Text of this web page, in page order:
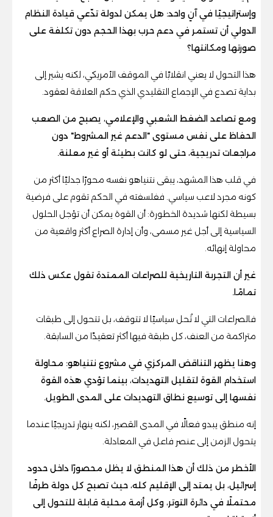
وإستراتيجيًا في آنٍ واحد: هل يمكن لدولة تدّعي قيادة النظام
الدولي أن تستمر في دعم حرب بهذا الحجم دون تكلفة على
صورتها ومكانتها؟
هذا التحول لا يعني انقلابًا في الموقف الأمريكي، لكنه يشير إلى
بداية تصدع في الإجماع التقليدي الذي حكم العلاقة لعقود.
ومع تصاعد الضغط الشعبي والإعلامي، يصبح من الصعب
الحفاظ على نفس مستوى "الدعم غير المشروط" دون
مراجعات تدريجية، حتى لو كانت بطيئة أو غير معلنة.
في قلب هذا المشهد، يبقى نتنياهو نفسه محورًا جدليًا أكثر من
كونه مجرد لاعب سياسي. ففلسفته في الحكم تقوم على فرضية
بسيطة لكنها شديدة الخطورة: أن القوة يمكن أن تؤجل الحلول
السياسية إلى أجل غير مسمى، وأن إدارة الصراع أكثر واقعية من
محاولة إنهائه.
غير أن التجربة التاريخية للصراعات الممتدة تقول عكس ذلك
تمامًا.
فالصراعات التي لا تُحل سياسيًا لا تتوقف، بل تتحول إلى طبقات
متراكمة من العنف، كل طبقة فيها أكثر تعقيدًا من السابقة.
وهنا يظهر التناقض المركزي في مشروع نتنياهو: محاولة
استخدام القوة لتقليل التهديدات، بينما تؤدي هذه القوة
نفسها إلى توسيع نطاق التهديدات على المدى الطويل.
إنه منطق يبدو فعالًا في المدى القصير، لكنه ينهار تدريجيًا عندما
يتحول الزمن إلى عنصر فاعل في المعادلة.
الأخطر من ذلك أن هذا المنطق لا يظل محصورًا داخل حدود
إسرائيل، بل يمتد إلى الإقليم كله، حيث تصبح كل دولة طرفًا
محتملًا في دائرة التوتر، وكل أزمة محلية قابلة للتحول إلى